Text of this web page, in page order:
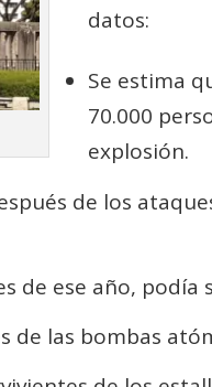
datos:
Se estima
70.000
explosión.
de los
ese año, podía
de las bombas